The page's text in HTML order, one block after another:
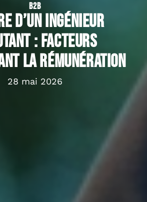
B2B
d’un ingénieur
: facteurs
la rémunération
28 mai 2026